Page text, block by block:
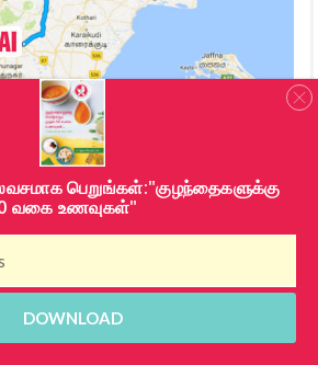
, அல்லது டாக்டர் மம்மி. இப்போ
பெறுங்கள்:"குழந்தைகளுக்கு
வகை உணவுகள்"
DOWNLOAD